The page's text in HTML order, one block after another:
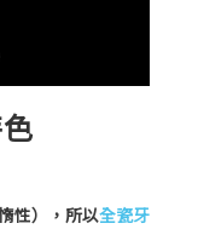
性），所以全瓷牙